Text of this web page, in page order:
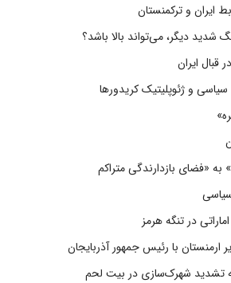
ایران و ترکمنستان
شدید دیگر، می‌تواند بالا باشد؟
قبال ایران
و ژئوپلیتیک کریدورها
به «فضای بازدارندگی متراکم
در تنگه هرمز
با رئیس جمهور آذربایجان
شهرک‌سازی در بیت‌ لحم